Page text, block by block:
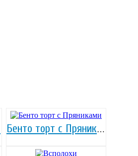
Бенто торт с Пряниками